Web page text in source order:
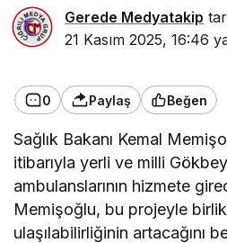
Gerede Medyatakip
21 Kasım 2025, 16:46
0 Paylaş Beğen
Sağlık Bakanı Kemal
itibarıyla yerli ve milli
ambulanslarının hizmete
Memişoğlu, bu projeyle
ulaşılabilirliğinin artacağını